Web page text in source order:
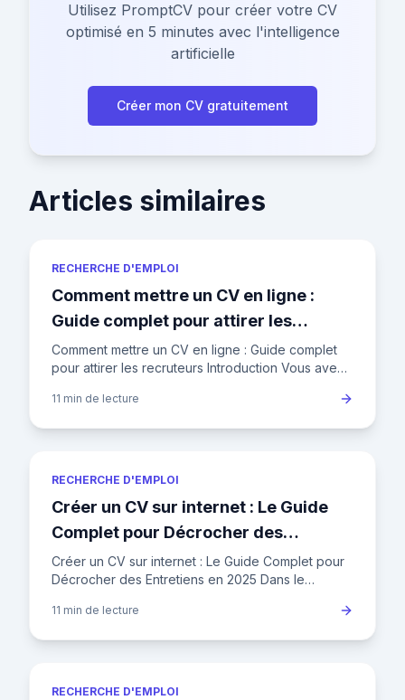
Utilisez PromptCV pour créer votre CV
optimisé en 5 minutes avec l'intelligence
artificielle
Créer mon CV gratuitement
Articles similaires
RECHERCHE D'EMPLOI
Comment mettre un CV en ligne :
Guide complet pour attirer les
recruteurs
Comment mettre un CV en ligne : Guide complet
pour attirer les recruteurs Introduction Vous avez
ordinateur ? Pu
11 min de lecture
RECHERCHE D'EMPLOI
Créer un CV sur internet : Le Guide
Complet pour Décrocher des
Entretiens en 2025
Créer un CV sur internet : Le Guide Complet pour
Décrocher des Entretiens en 2025 Dans le
votre CV n'est plus un si
11 min de lecture
RECHERCHE D'EMPLOI